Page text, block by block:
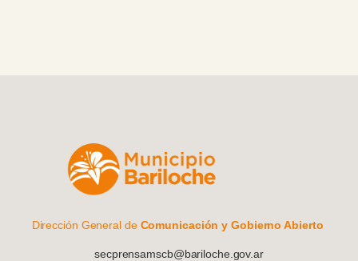
Dirección General de Comunicación y Gobierno Abierto
secprensamscb@bariloche.gov.ar